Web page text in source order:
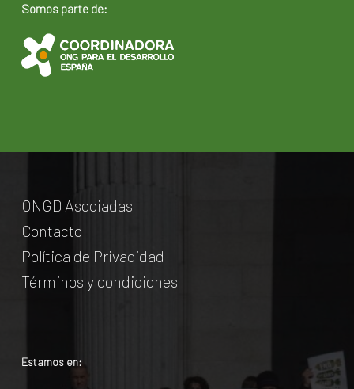
Somos parte de:
ONGD Asociadas
Contacto
Política de Privacidad
Términos y condiciones
Estamos en: